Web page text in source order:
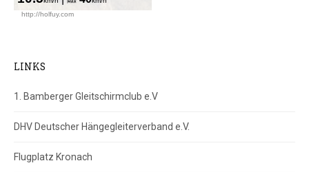
LINKS
1. Bamberger Gleitschirmclub e.V
DHV Deutscher Hängegleiterverband e.V.
Flugplatz Kronach